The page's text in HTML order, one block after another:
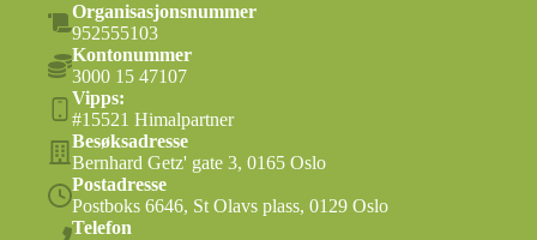
Organisasjonsnummer
952555103
Kontonummer
3000 15 47107
Vipps:
#15521 Himalpartner
Besøksadresse
Bernhard Getz' gate 3, 0165 Oslo
Postadresse
Postboks 6646, St Olavs plass, 0129 Oslo
Telefon